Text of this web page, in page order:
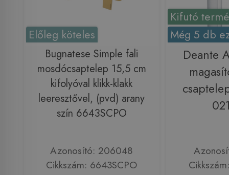
Előleg köteles
Bugnatese Simple fali
mosdócsaptelep 15,5 cm
kifolyóval klikk-klakk
leeresztővel, (pvd) arany
szín 6643SCPO
Azonosító: 206048
Cikkszám: 6643SCPO
Kifutó
Még 5 db
Deante